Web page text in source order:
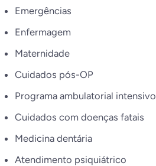
Emergências
Enfermagem
Maternidade
Cuidados pós-OP
Programa ambulatorial intensivo
Cuidados com doenças fatais
Medicina dentária
Atendimento psiquiátrico